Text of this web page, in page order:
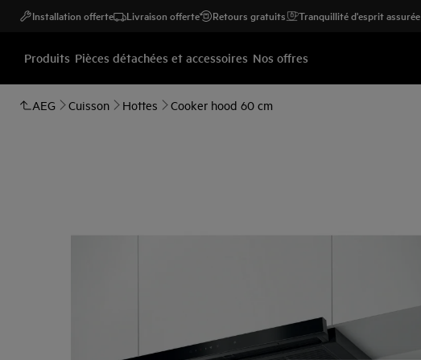
Installation offerte Livraison offerte Retours gratuits Tranquillité d'esprit assurée
Produits Pièces détachées et accessoires Nos offres
AEG Cuisson Hottes Cooker hood 60 cm